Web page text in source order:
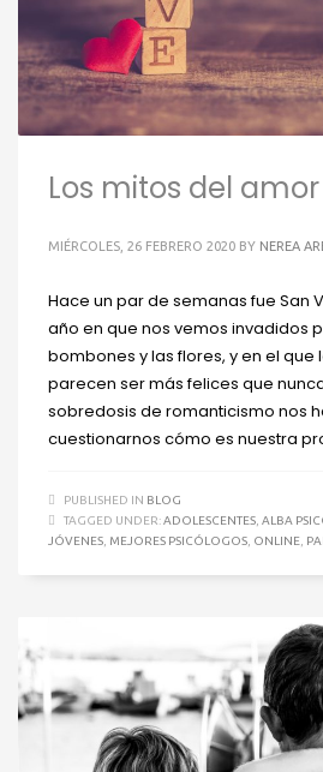
Los mitos del
MIÉRCOLES, 26 FEBRERO 2020 BY NEREA
Hace un par de semanas fue San
año en que nos vemos invadidos
bombones y las flores, y en el que
parecen ser más felices que
sobredosis de romanticismo nos
cuestionarnos cómo es nuestra
PUBLISHED IN BLOG
TAGGED UNDER:ADOLESCENTES, ALBA
JÓVENES, MEJORES PSICÓLOGOS, ONLINE,